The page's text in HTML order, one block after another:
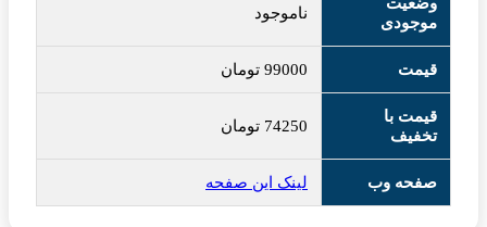
موجودی
ناموجود
قیمت 99000 تومان
قیمت با
تخفیف
74250 تومان
صفحه وب لینک این صفحه